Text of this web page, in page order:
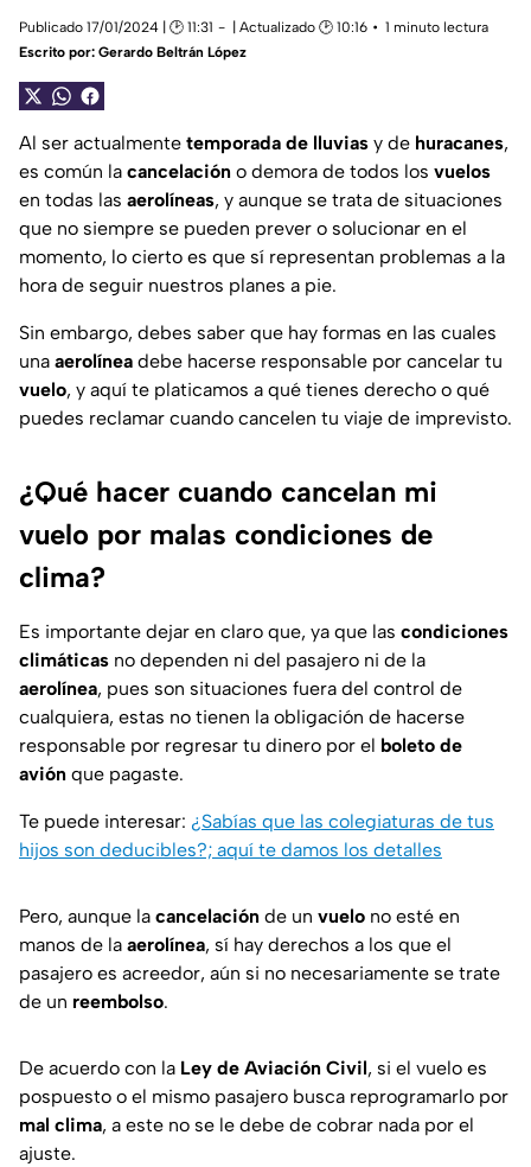
Publicado 17/01/2024 | 🕑 11:31 | Actualizado 🕑 10:16
1 minuto lectura
Escrito por: Gerardo Beltrán López
Al ser actualmente temporada de lluvias y de huracanes,
es común la cancelación o demora de todos los vuelos
en todas las aerolíneas, y aunque se trata de situaciones
que no siempre se pueden prever o solucionar en el
momento, lo cierto es que sí representan problemas a la
hora de seguir nuestros planes a pie.
Sin embargo, debes saber que hay formas en las cuales
una aerolínea debe hacerse responsable por cancelar tu
vuelo, y aquí te platicamos a qué tienes derecho o qué
puedes reclamar cuando cancelen tu viaje de imprevisto.
¿Qué hacer cuando cancelan mi
vuelo por malas condiciones de
clima?
Es importante dejar en claro que, ya que las condiciones
climáticas no dependen ni del pasajero ni de la
aerolínea, pues son situaciones fuera del control de
cualquiera, estas no tienen la obligación de hacerse
responsable por regresar tu dinero por el boleto de
avión que pagaste.
Te puede interesar: ¿Sabías que las colegiaturas de tus
hijos son deducibles?; aquí te damos los detalles
Pero, aunque la cancelación de un vuelo no esté en
manos de la aerolínea, sí hay derechos a los que el
pasajero es acreedor, aún si no necesariamente se trate
de un reembolso.
De acuerdo con la Ley de Aviación Civil, si el vuelo es
pospuesto o el mismo pasajero busca reprogramarlo por
mal clima, a este no se le debe de cobrar nada por el
ajuste.